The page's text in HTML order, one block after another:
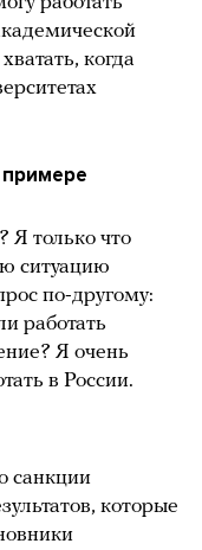
когда
Я только что
ситуацию
по-другому:
работать
Я очень
в России.
санкции
которые